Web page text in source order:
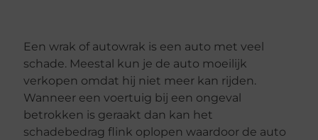
Een wrak of autowrak is een auto met veel
schade. Meestal kun je de auto moeilijk
verkopen omdat hij niet meer kan rijden.
Wanneer een voertuig bij een ongeval
betrokken is geraakt dan kan het
schadebedrag flink oplopen waardoor de auto